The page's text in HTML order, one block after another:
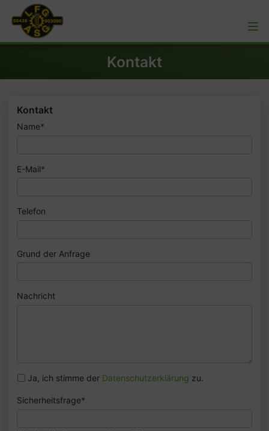
Kontakt
Kontakt
Name*
E-Mail*
Telefon
Grund der Anfrage
Nachricht
Ja, ich stimme der Datenschutzerklärung zu.
Sicherheitsfrage*